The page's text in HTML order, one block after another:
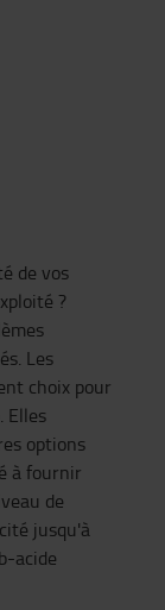
de vos
?
Les
choix pour
Elles
options
à fournir
de
jusqu'à
acide